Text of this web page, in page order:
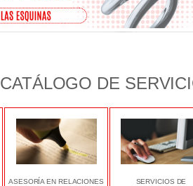
CATÁLOGO DE
ASESORÍA EN RELACIONES
SERVICIOS DE